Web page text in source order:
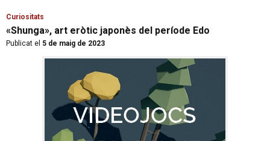
Curiositats
«Shunga», art eròtic japonès del període Edo
Publicat el 5 de maig de 2023